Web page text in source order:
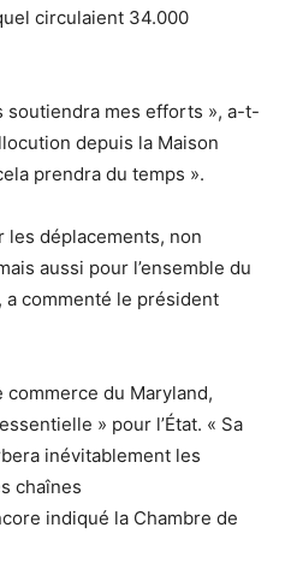
circulaient 34.000
soutiendra mes efforts », a-t-
depuis la Maison
prendra du temps ».
les déplacements, non
aussi pour l’ensemble du
commenté le président
commerce du Maryland,
» pour l’État. « Sa
inévitablement les
chaînes
indiqué la Chambre de